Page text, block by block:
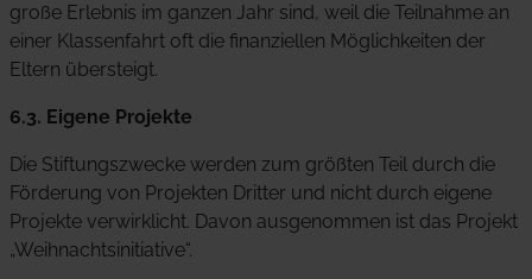
große Erlebnis im ganzen Jahr sind, weil die Teilnahme an
einer Klassenfahrt oft die finanziellen Möglichkeiten der
Eltern übersteigt.
6.3. Eigene Projekte
Die Stiftungszwecke werden zum größten Teil durch die
Förderung von Projekten Dritter und nicht durch eigene
Projekte verwirklicht. Davon ausgenommen ist das Projekt
„Weihnachtsinitiative“.